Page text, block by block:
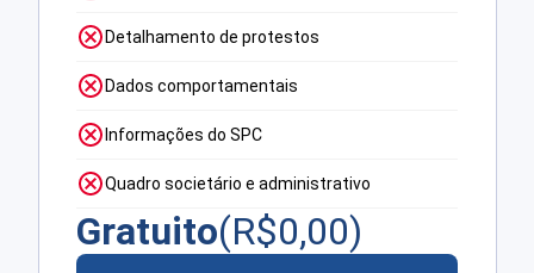
Detalhamento de protestos
Dados comportamentais
Informações do SPC
Quadro societário e administrativo
Gratuito(R$0,00)